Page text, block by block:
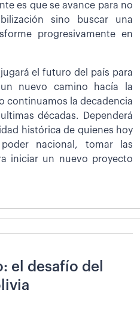
es que se avance para no
sino buscar una
progresivamente en
el futuro del país para
nuevo camino hacía la
continuamos la decadencia
décadas. Dependerá
histórica de quienes hoy
nacional, tomar las
iniciar un nuevo proyecto
el desafío del